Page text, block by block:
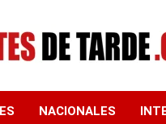
DE
NACIONALES